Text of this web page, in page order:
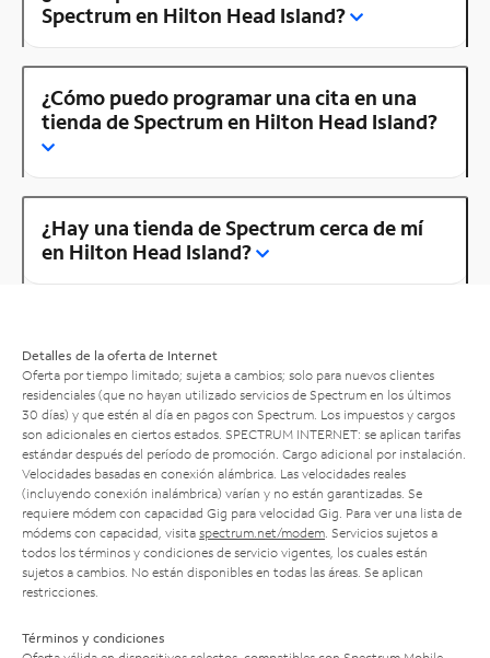
Spectrum en Hilton Head Island?
¿Cómo puedo programar una cita en una
tienda de Spectrum en Hilton Head Island?
¿Hay una tienda de Spectrum cerca de mí
en Hilton Head Island?
Detalles de la oferta de Internet
Oferta por tiempo limitado; sujeta a cambios; solo para nuevos clientes
residenciales (que no hayan utilizado servicios de Spectrum en los últimos
30 días) y que estén al día en pagos con Spectrum. Los impuestos y cargos
son adicionales en ciertos estados. SPECTRUM INTERNET: se aplican tarifas
estándar después del período de promoción. Cargo adicional por instalación.
Velocidades basadas en conexión alámbrica. Las velocidades reales
(incluyendo conexión inalámbrica) varían y no están garantizadas. Se
requiere módem con capacidad Gig para velocidad Gig. Para ver una lista de
módems con capacidad, visita spectrum.net/modem . Servicios sujetos a
todos los términos y condiciones de servicio vigentes, los cuales están
sujetos a cambios. No están disponibles en todas las áreas. Se aplican
restricciones.
Términos y condiciones